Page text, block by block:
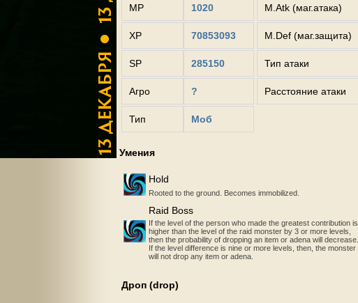
MP 1020
XP 70853093
SP 285150
Агро ?
Тип Моб
M.Atk (маг.атака)
M.Def (маг.защита)
Тип атаки
Расстояние атаки
Умения
Hold
Rooted to the ground. Becomes immobilized.
Raid Boss
If the level of the person who made the greatest contribution is
higher than the level of the raid monster by 3 or more levels,
then the probability of dropping an item or adena will decrease.
If the level difference is nine or more levels, then, the monster
will not drop any item or adena.
Дроп (drop)